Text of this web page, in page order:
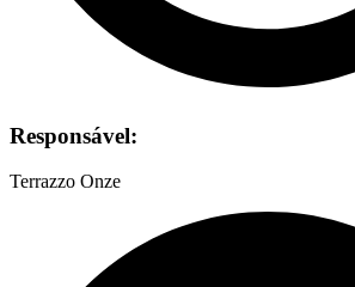
Responsável:
Terrazzo Onze